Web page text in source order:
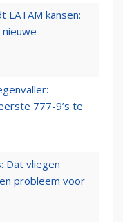
LATAM kansen:
777-9’s te
Dat vliegen
probleem voor